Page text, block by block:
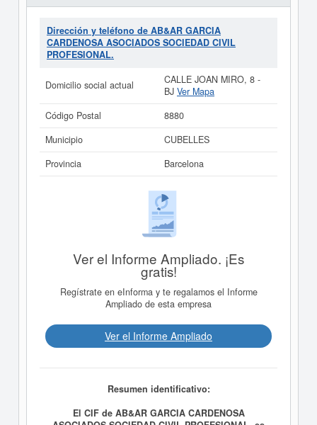
Dirección y teléfono de AB&AR GARCIA
CARDENOSA ASOCIADOS SOCIEDAD CIVIL
PROFESIONAL.
Domicilio social actual
CALLE JOAN MIRO, 8 -
BJ Ver Mapa
Código Postal
8880
Municipio
CUBELLES
Provincia
Barcelona
Ver el Informe Ampliado. ¡Es
gratis!
Regístrate en eInforma y te regalamos el Informe
Ampliado de esta empresa
Ver el Informe Ampliado
Resumen identificativo:
El CIF de AB&AR GARCIA CARDENOSA